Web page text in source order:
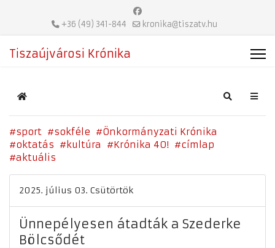
+36 (49) 341-844 kronika@tiszatv.hu
Tiszaújvárosi Krónika
Home Search
sport sokféle
Önkormányzati Krónika
oktatás
kultúra Krónika 40!
címlap
aktuális
2025. július 03. Csütörtök
Ünnepélyesen átadták a Szederke
Bölcsődét